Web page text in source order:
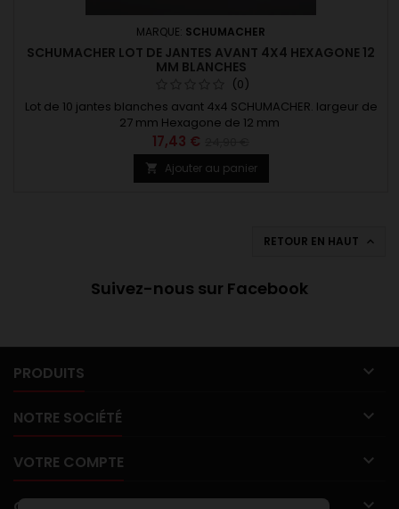
MARQUE: SCHUMACHER
SCHUMACHER LOT DE JANTES AVANT 4X4 HEXAGONE 12
MM BLANCHES
(0)
Lot de 10 jantes blanches avant 4x4 SCHUMACHER. largeur de
27 mm Hexagone de 12 mm
17,43 €
 Ajouter au panier
RETOUR EN HAUT 
Suivez-nous sur Facebook
PRODUITS 
NOTRE SOCIÉTÉ 
VOTRE COMPTE 